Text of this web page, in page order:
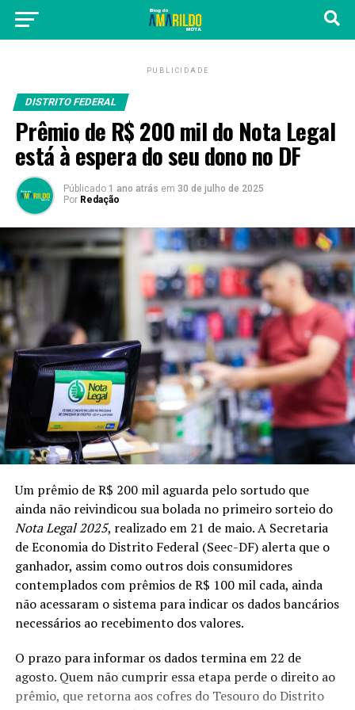
PUBLICIDADE
DISTRITO FEDERAL
Prêmio de R$ 200 mil do Nota Legal
está à espera do seu dono no DF
Públicado 1 ano atrás em 30 de julho de 2025
Por Redação
Um prêmio de R$ 200 mil aguarda pelo sortudo que
ainda não reivindicou sua bolada no primeiro sorteio do
Nota Legal 2025, realizado em 21 de maio. A Secretaria
de Economia do Distrito Federal (Seec-DF) alerta que o
ganhador, assim como outros dois consumidores
contemplados com prêmios de R$ 100 mil cada, ainda
não acessaram o sistema para indicar os dados bancários
necessários ao recebimento dos valores.
O prazo para informar os dados termina em 22 de
agosto. Quem não cumprir essa etapa perde o direito ao
prêmio, que retorna aos cofres do Tesouro do Distrito